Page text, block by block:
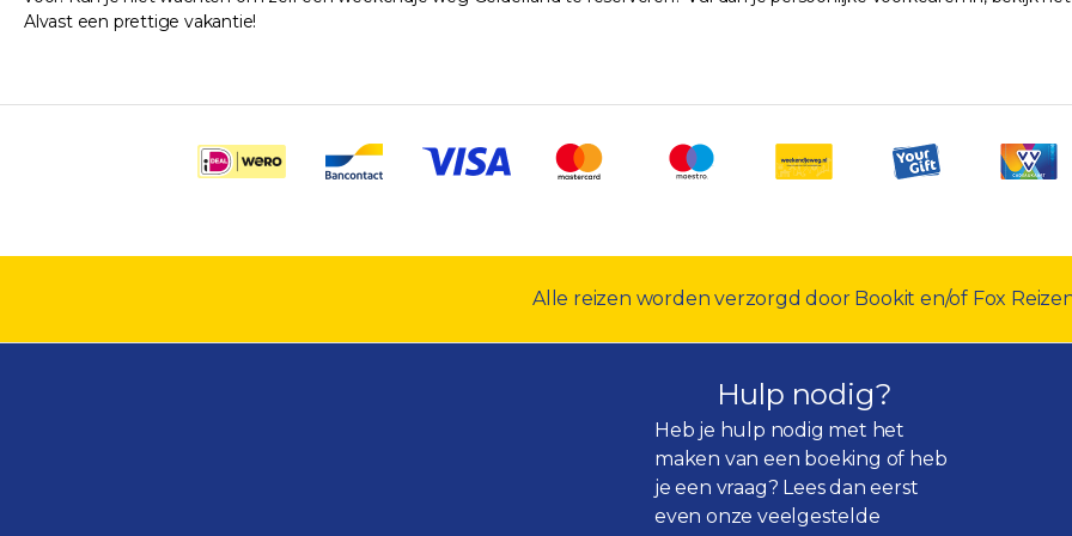
Alvast een prettige vakantie!
Alle reizen worden verzorgd door Bookit en/of Fox
Hulp nodig?
Heb je hulp nodig met het
maken van een boeking of heb
je een vraag? Lees dan eerst
even onzeveelgestelde